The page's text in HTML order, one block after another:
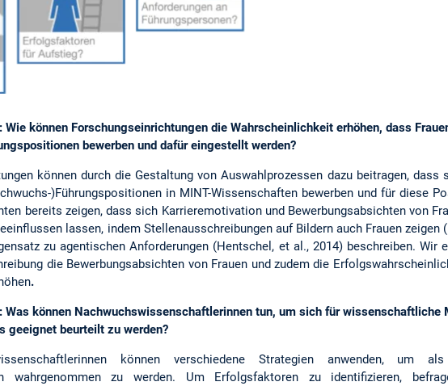
Wie können Forschungseinrichtungen die Wahrscheinlichkeit erhöhen, dass
bewerben und dafür eingestellt werden?
können durch die Gestaltung von Auswahlprozessen dazu beitragen, dass
)Führungspositionen in MINT-Wissenschaften bewerben und für diese
bereits zeigen, dass sich Karrieremotivation und Bewerbungsabsichten von
lassen, indem Stellenausschreibungen auf Bildern auch Frauen zeigen
zu agentischen Anforderungen (Hentschel, et al., 2014) beschreiben. Wir
die Bewerbungsabsichten von Frauen und zudem die
.
Was können Nachwuchswissenschaftlerinnen tun, um sich für wissenschaftliche
geeignet beurteilt zu werden?
können verschiedene Strategien anwenden, um
wahrgenommen zu werden. Um Erfolgsfaktoren zu identifizieren,